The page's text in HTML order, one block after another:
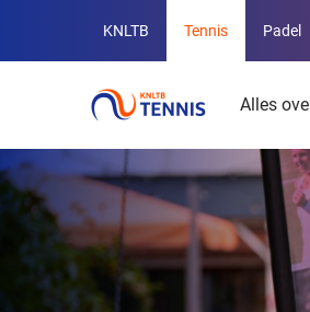
Overige
KNLTB
websites
KNLTB Tennis Padel
Alles